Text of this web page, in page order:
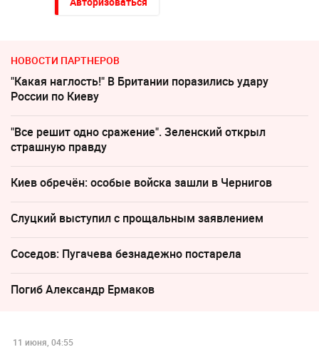
НОВОСТИ ПАРТНЕРОВ
"Какая наглость!" В Британии поразились удару
России по Киеву
"Все решит одно сражение". Зеленский открыл
страшную правду
Киев обречён: особые войска зашли в Чернигов
Слуцкий выступил с прощальным заявлением
Соседов: Пугачева безнадежно постарела
Погиб Александр Ермаков
11 июня, 04:55